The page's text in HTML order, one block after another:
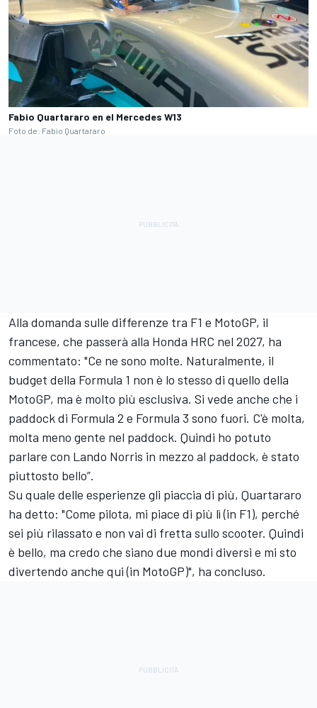
Fabio Quartararo en el Mercedes W13
Foto de: Fabio Quartararo
Alla domanda sulle differenze tra F1 e MotoGP, il
francese, che passerà alla Honda HRC nel 2027, ha
commentato: "Ce ne sono molte. Naturalmente, il
budget della Formula 1 non è lo stesso di quello della
MotoGP, ma è molto più esclusiva. Si vede anche che i
paddock di Formula 2 e Formula 3 sono fuori. C'è molta,
molta meno gente nel paddock. Quindi ho potuto
parlare con Lando Norris in mezzo al paddock, è stato
piuttosto bello”.
Su quale delle esperienze gli piaccia di più, Quartararo
ha detto: "Come pilota, mi piace di più lì (in F1), perché
sei più rilassato e non vai di fretta sullo scooter. Quindi
è bello, ma credo che siano due mondi diversi e mi sto
divertendo anche qui (in MotoGP)", ha concluso.